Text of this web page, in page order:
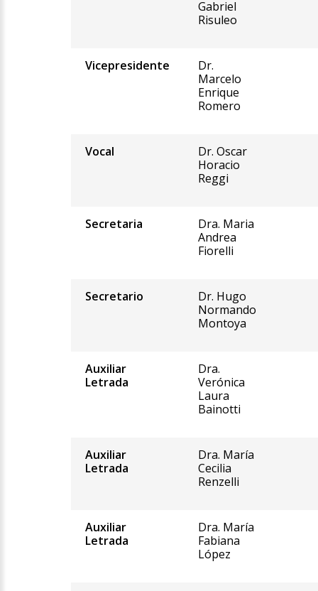
Gabriel
Risuleo
Vicepresidente
Dr.
Marcelo
Enrique
Romero
Vocal
Dr. Oscar
Horacio
Reggi
Secretaria
Dra. Maria
Andrea
Fiorelli
Secretario
Dr. Hugo
Normando
Montoya
Auxiliar
Letrada
Dra.
Verónica
Laura
Bainotti
Auxiliar
Letrada
Dra. María
Cecilia
Renzelli
Auxiliar
Letrada
Dra. María
Fabiana
López